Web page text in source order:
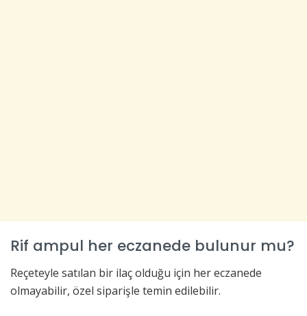
Rif ampul her eczanede bulunur mu?
Reçeteyle satılan bir ilaç olduğu için her eczanede
olmayabilir, özel siparişle temin edilebilir.